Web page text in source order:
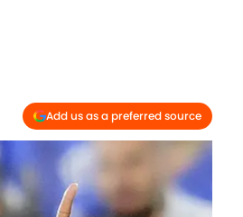
Add us as a preferred source